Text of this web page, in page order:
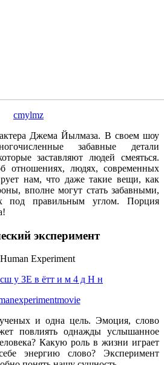
cmylmz
Джема Йылмаза. В своем шоу
забавные детали
заставляют людей смеяться.
отношениях, людях, современных
нам, что даже такие вещи, как
вполне могут стать забавными,
под правильным углом. Порция
эксперимент
Experiment
и одна цель. Эмоция, слово
повлиять однажды услышанное
Какую роль в жизни играет
энергию слово? Эксперимент